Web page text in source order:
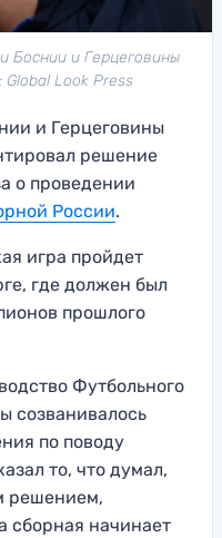
Боснии и Герцеговины
Look Press
и Герцеговины
решение
о проведении
России.
игра пройдет
где должен был
прошлого
Футбольного
созванивалось
по поводу
то, что думал,
решением,
сборная начинает